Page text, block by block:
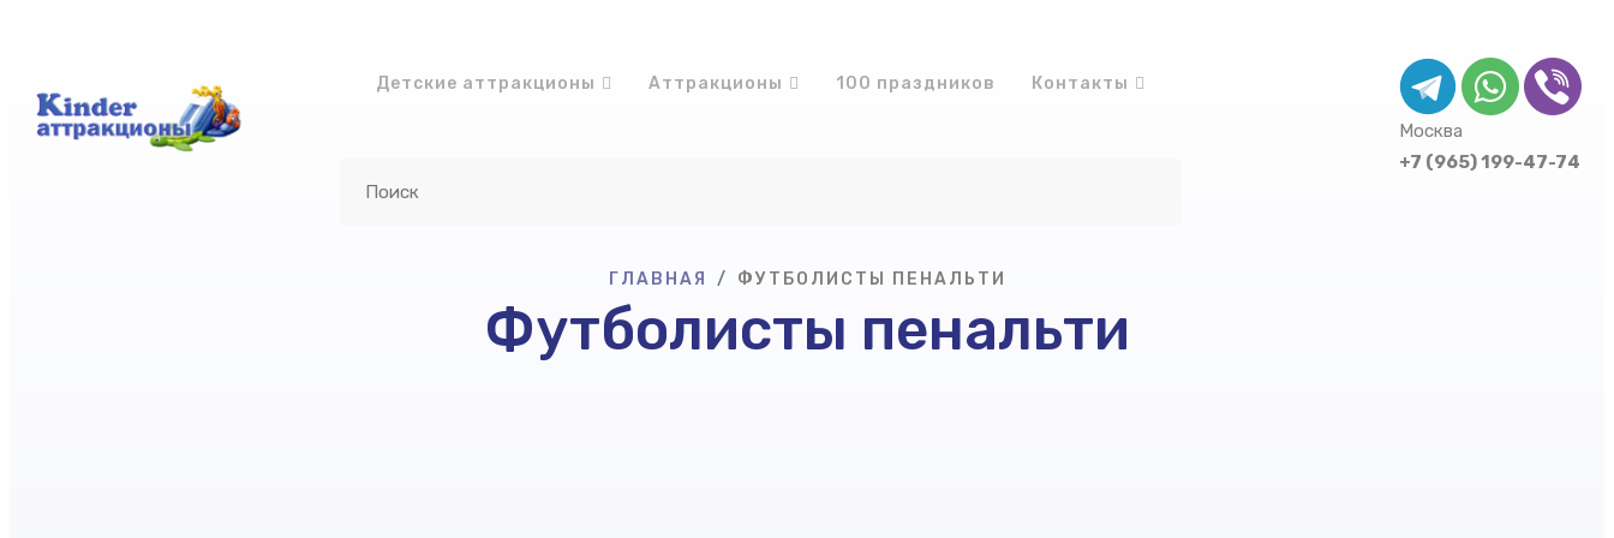
Детские аттракционы Аттракционы 100 праздников Контакты
Москва
+7 (965) 199-47-74
ГЛАВНАЯ ФУТБОЛИСТЫ ПЕНАЛЬТИ
Футболисты пенальти